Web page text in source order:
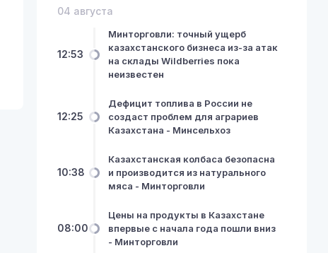
04 августа
12:53
Минторговли: точный ущерб
казахстанского бизнеса из-за атак
на склады Wildberries пока
неизвестен
12:25
Дефицит топлива в России не
создаст проблем для аграриев
Казахстана - Минсельхоз
10:38
Казахстанская колбаса безопасна
и производится из натурального
мяса - Минторговли
08:00
Цены на продукты в Казахстане
впервые с начала года пошли вниз
- Минторговли